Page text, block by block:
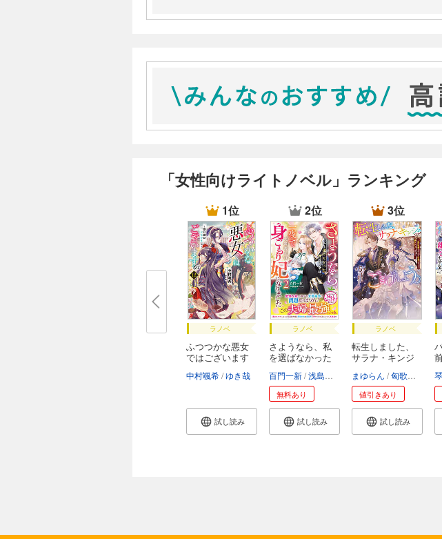
「女性向けライトノベル」ランキング
1位
ラノベ
ふつつかな悪女
ではございます
中村颯希 ゆき哉
試し読み
2位
ラノベ
さようなら、私
を選ばなかった
百門一新 浅島ヨシユキ
無料あり
試し読み
3位
ラノベ
転生しました、
サラナ・キンジ
まゆらん 匈歌ハトリ
値引きあり
試し読み